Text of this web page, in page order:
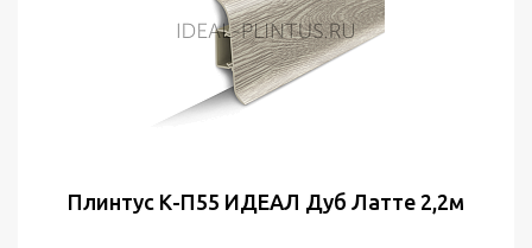
Плинтус К-П55 ИДЕАЛ Дуб Латте 2,2м